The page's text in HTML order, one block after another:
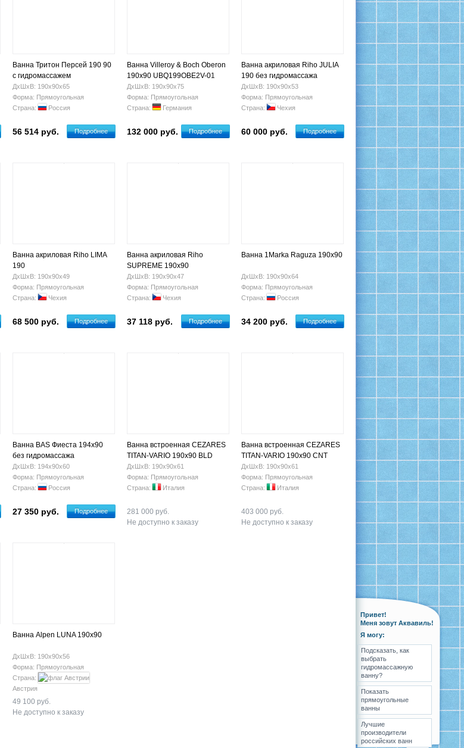
Ванна Тритон Персей 190 90
с гидромассажем
ДхШхВ: 190х90х65
Форма: Прямоугольная
Страна:
Россия
56 514 руб. Подробнее
Ванна Villeroy & Boch Oberon
190x90 UBQ199OBE2V-01
ДхШхВ: 190х90х75
Форма: Прямоугольная
Страна:
Германия
132 000 руб. Подробнее
Ванна акриловая Riho JULIA
190 без гидромассажа
ДхШхВ: 190х90х53
Форма: Прямоугольная
Страна:
Чехия
60 000 руб. Подробнее
Ванна акриловая Riho LIMA
190
ДхШхВ: 190х90х49
Форма: Прямоугольная
Страна:
Чехия
68 500 руб. Подробнее
Ванна акриловая Riho
SUPREME 190x90
ДхШхВ: 190х90х47
Форма: Прямоугольная
Страна:
Чехия
37 118 руб. Подробнее
Ванна 1Marka Raguza 190x90
ДхШхВ: 190х90х64
Форма: Прямоугольная
Страна:
Россия
34 200 руб. Подробнее
Ванна BAS Фиеста 194х90
без гидромассажа
ДхШхВ: 194х90х60
Форма: Прямоугольная
Страна:
Россия
27 350 руб. Подробнее
Ванна встроенная CEZARES
TITAN-VARIO 190х90 BLD
искусственный камень
ДхШхВ: 190х90х61
Форма: Прямоугольная
Страна:
Италия
281 000 руб.
Не доступно к заказу
Ванна встроенная CEZARES
TITAN-VARIO 190х90 CNT
ДхШхВ: 190х90х61
Форма: Прямоугольная
Страна:
Италия
403 000 руб.
Не доступно к заказу
Ванна Alpen LUNA 190x90
ДхШхВ: 190х90х56
Форма: Прямоугольная
Страна:
Австрия
49 100 руб.
Не доступно к заказу
Привет!
Меня зовут Аквавиль!
Я могу:
Подсказать, как
выбрать
гидромассажную
ванну?
Показать
прямоугольные
ванны
Лучшие
производители
российских ванн